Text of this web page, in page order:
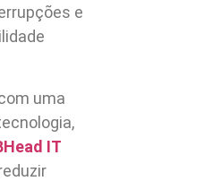
e
uma
IT